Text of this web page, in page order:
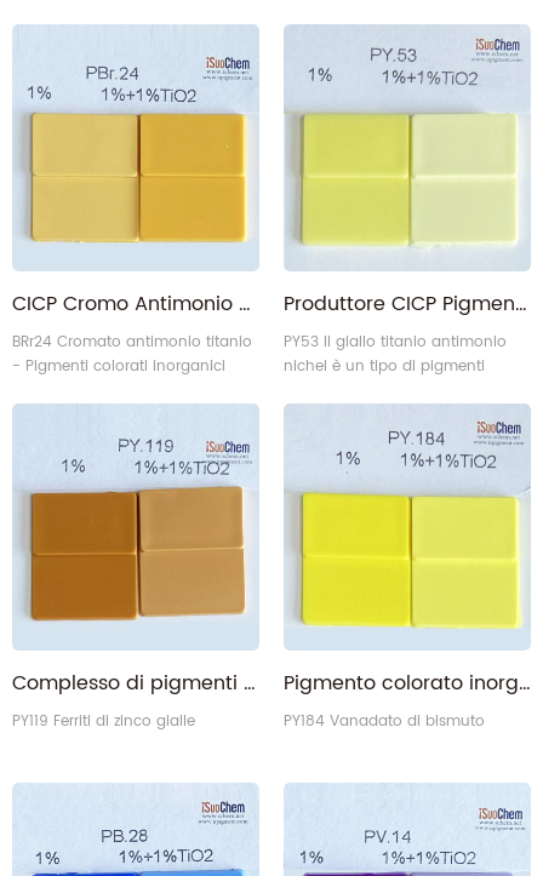
CICP Cromo Antimonio Titanio Buff Pigmento Marrone 24 Fornitore
BRr24 Cromato antimonio titanio
- Pigmenti colorati inorganici
Produttore CICP Pigmento Nichel Antimonio Titanio Giallo 53
PY53 Il giallo titanio antimonio
nichel è un tipo di pigmenti
Complesso di pigmenti CICP Pigmenti colorati inorganici gialli 119 Ferriti di zinco giallo
PY119 Ferriti di zinco gialle
Pigmento colorato inorganico complesso CICP Giallo 184 Bismuto Vanadato
PY184 Vanadato di bismuto